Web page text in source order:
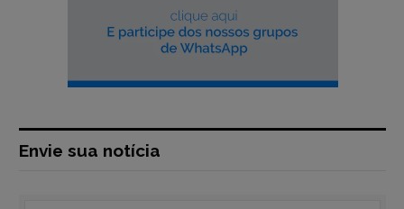
Envie sua notícia